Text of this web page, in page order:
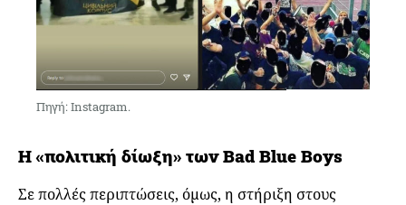
Πηγή: Instagram.
Η «πολιτική δίωξη» των Bad Blue Boys
Σε πολλές περιπτώσεις, όμως, η στήριξη στους